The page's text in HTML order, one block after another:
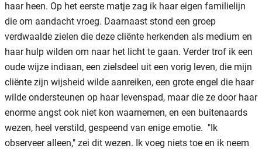
haar heen. Op het eerste matje zag ik haar eigen familielijn
die om aandacht vroeg. Daarnaast stond een groep
verdwaalde zielen die deze cliënte herkenden als medium en
haar hulp wilden om naar het licht te gaan. Verder trof ik een
oude wijze indiaan, een zielsdeel uit een vorig leven, die mijn
cliënte zijn wijsheid wilde aanreiken, een grote engel die haar
wilde ondersteunen op haar levenspad, maar die ze door haar
enorme angst ook niet kon waarnemen, en een buitenaards
wezen, heel verstild, gespeend van enige emotie. "Ik
observeer alleen," zei dit wezen. Ik voeg niets toe en ik neem